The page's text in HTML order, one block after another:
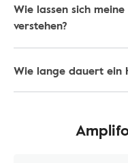
Wie lassen sich
verstehen?
Wie lange dauert ein